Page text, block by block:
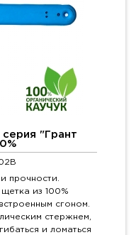
"Грант
прочности.
из 100%
сгоном.
стержнем,
и ломаться